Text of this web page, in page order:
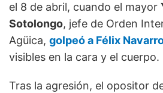
el 8 de abril, cuando el mayor
Sotolongo, jefe de Orden
Agüica, golpeó a Félix
visibles en la cara y el cuerpo.
Tras la agresión, el opositor